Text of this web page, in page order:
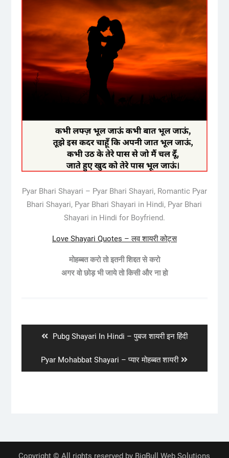
Pyar Bhari Shayari – Pyar Bhari Shayari, Romantic Pyar
Bhari Shayari, Pyar Bhari Shayari in Hindi, Pyar Bhari
Shayari in Hindi for Boyfriend.
Love Shayari Quotes – लव शायरी कोट्स
मोहब्बत करो तो इतनी शिद्दत से करो
अगर वो छोड़ भी जाये तो किसी और ना हो
Previous
Pubg Shayari In Hindi – पुबज शायरी इन हिंदी
Next
post:
Pyar Mohabbat Shayari – प्यार मोहब्बत शायरी
Copyright © All rights reserved by BigBull Web Solutions